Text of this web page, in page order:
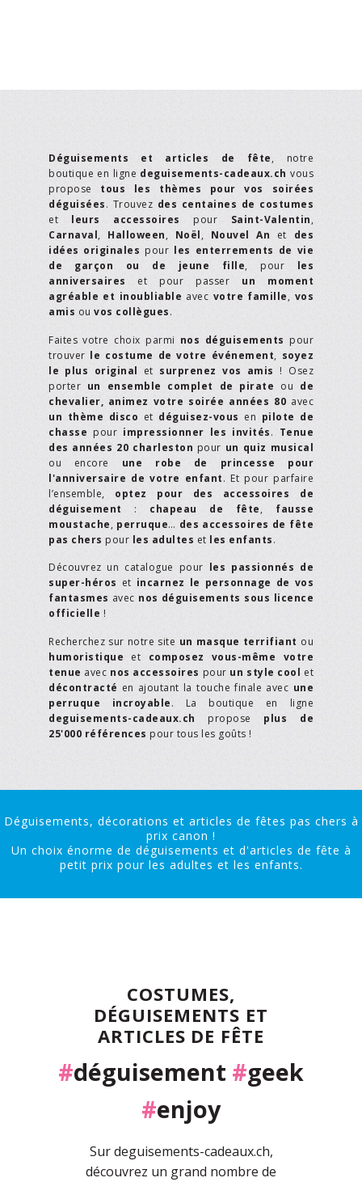
Déguisements et articles de fête, notre
boutique en ligne deguisements-cadeaux.ch vous
propose tous les thèmes pour vos soirées
déguisées. Trouvez des centaines de costumes
et leurs accessoires pour Saint-Valentin,
Carnaval, Halloween, Noël, Nouvel An et des
idées originales pour les enterrements de vie
de garçon ou de jeune fille, pour les
anniversaires et pour passer un moment
agréable et inoubliable avec votre famille, vos
amis ou vos collègues.
Faites votre choix parmi nos déguisements pour
trouver le costume de votre événement, soyez
le plus original et surprenez vos amis ! Osez
porter un ensemble complet de pirate ou de
chevalier, animez votre soirée années 80 avec
un thème disco et déguisez-vous en pilote de
chasse pour impressionner les invités. Tenue
des années 20 charleston pour un quiz musical
ou encore une robe de princesse pour
l'anniversaire de votre enfant. Et pour parfaire
l’ensemble, optez pour des accessoires de
déguisement : chapeau de fête, fausse
moustache, perruque… des accessoires de fête
pas chers pour les adultes et les enfants.
Découvrez un catalogue pour les passionnés de
super-héros et incarnez le personnage de vos
fantasmes avec nos déguisements sous licence
officielle !
Recherchez sur notre site un masque terrifiant ou
humoristique et composez vous-même votre
tenue avec nos accessoires pour un style cool et
décontracté en ajoutant la touche finale avec une
perruque incroyable. La boutique en ligne
deguisements-cadeaux.ch propose plus de
25'000 références pour tous les goûts !
Déguisements, décorations et articles de fêtes pas chers à
prix canon !
Un choix énorme de déguisements et d'articles de fête à
petit prix pour les adultes et les enfants.
COSTUMES,
DÉGUISEMENTS ET
ARTICLES DE FÊTE
#déguisement #geek
#enjoy
Sur deguisements-cadeaux.ch,
découvrez un grand nombre de